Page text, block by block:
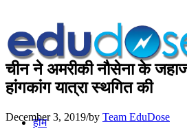
होम
चीन ने अमरीकी नौसेना के
हांगकांग यात्रा स्‍थगित की
December 3, 2019/by Team EduDose